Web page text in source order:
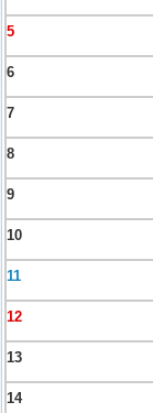
5
6
7
8
9
10
11
12
13
14